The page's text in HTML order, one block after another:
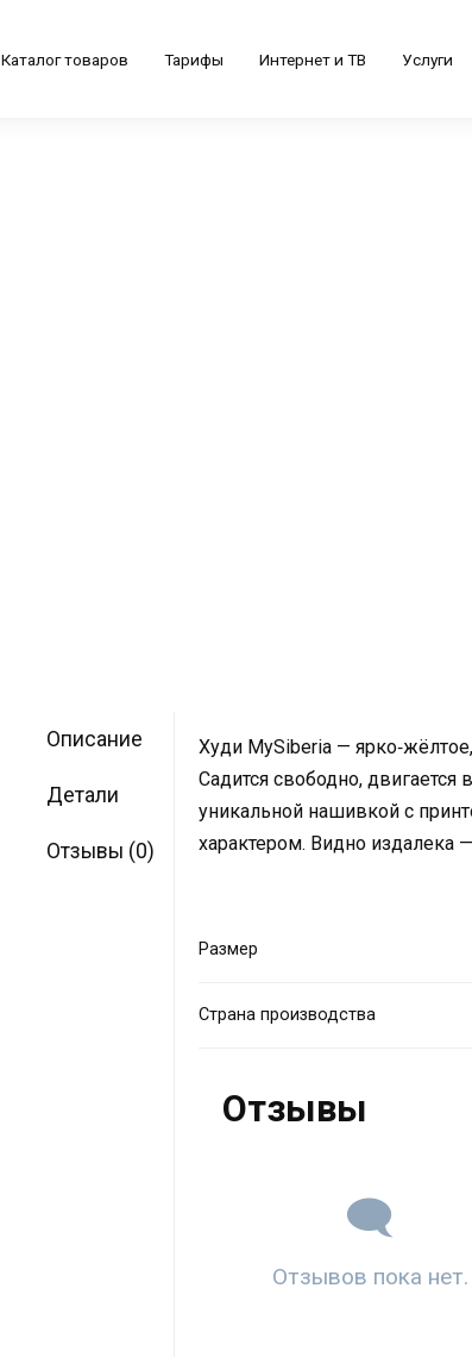
Каталог товаров Тарифы Интернет и ТВ Услуги
Описание
Детали
Отзывы (0)
Худи MySiberia —
Садится свободно,
уникальной нашивкой с
характером. Видно издалека
Размер
Страна производства
Отзывы
Отзывов пока нет.